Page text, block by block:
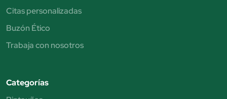
Citas personalizadas
Buzón Ético
Trabaja con nosotros
Categorías